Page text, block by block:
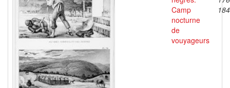
Camp
nocturne
de
vouyageurs